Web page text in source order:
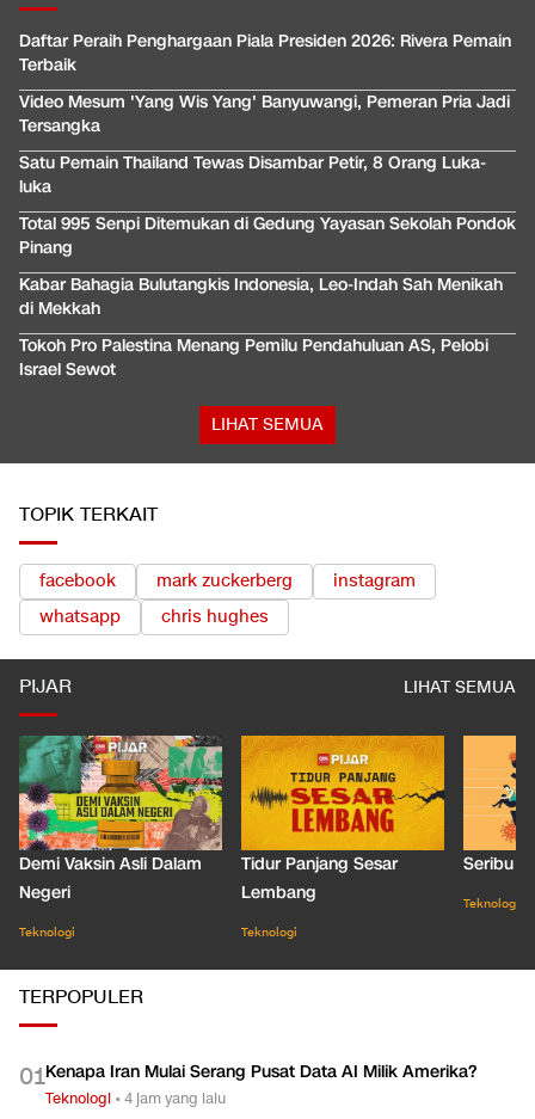
Daftar Peraih Penghargaan Piala Presiden 2026: Rivera Pemain
Terbaik
Video Mesum 'Yang Wis Yang' Banyuwangi, Pemeran Pria Jadi
Tersangka
Satu Pemain Thailand Tewas Disambar Petir, 8 Orang Luka-
luka
Total 995 Senpi Ditemukan di Gedung Yayasan Sekolah Pondok
Pinang
Kabar Bahagia Bulutangkis Indonesia, Leo-Indah Sah Menikah
di Mekkah
Tokoh Pro Palestina Menang Pemilu Pendahuluan AS, Pelobi
Israel Sewot
LIHAT SEMUA
TOPIK TERKAIT
facebook mark zuckerberg
instagram
whatsapp
chris hughes
PIJAR LIHAT SEMUA
Demi Vaksin Asli Dalam
Negeri
Teknologi
Tidur Panjang Sesar
Lembang
Teknologi
Seribu
Teknologi
TERPOPULER
01Kenapa Iran Mulai Serang Pusat Data AI Milik Amerika?
Teknologi •4 jam yang lalu